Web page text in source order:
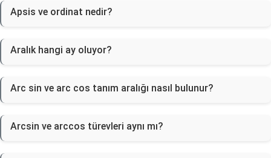
Apsis ve ordinat nedir?
Aralık hangi ay oluyor?
Arc sin ve arc cos tanım aralığı nasıl bulunur?
Arcsin ve arccos türevleri aynı mı?